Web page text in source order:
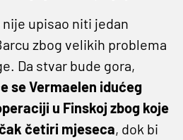
upisao niti jedan
zbog velikih problema
Da stvar bude gora,
se Vermaelen idućeg
u Finskoj zbog koje
četiri mjeseca, dok bi